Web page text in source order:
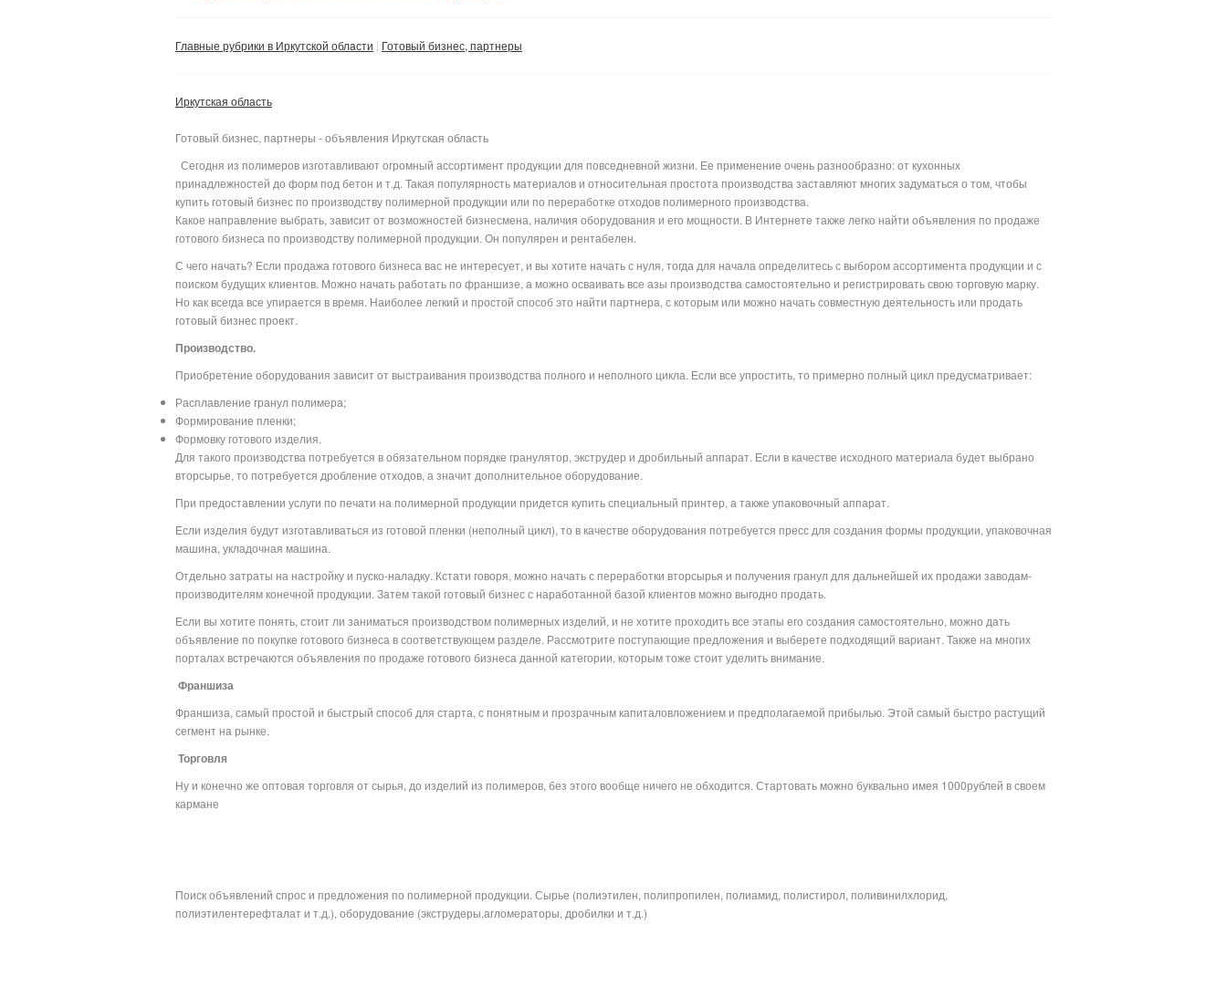
Главные рубрики в Иркутской области Готовый бизнес, партнеры
Иркутская область
Готовый бизнес, партнеры - объявления Иркутская область
Сегодня из полимеров изготавливают огромный ассортимент продукции для повседневной жизни. Ее применение очень разнообразно: от кухонных
принадлежностей до форм под бетон и т.д. Такая популярность материалов и относительная простота производства заставляют многих задуматься о том, чтобы
купить готовый бизнес по производству полимерной продукции или по переработке отходов полимерного производства.
Какое направление выбрать, зависит от возможностей бизнесмена, наличия оборудования и его мощности. В Интернете также легко найти объявления по продаже
готового бизнеса по производству полимерной продукции. Он популярен и рентабелен.
С чего начать? Если продажа готового бизнеса вас не интересует, и вы хотите начать с нуля, тогда для начала определитесь с выбором ассортимента продукции и с
поиском будущих клиентов. Можно начать работать по франшизе, а можно осваивать все азы производства самостоятельно и регистрировать свою торговую марку.
Но как всегда все упирается в время. Наиболее легкий и простой способ это найти партнера, с которым или можно начать совместную деятельность или продать
готовый бизнес проект.
Производство.
Приобретение оборудования зависит от выстраивания производства полного и неполного цикла. Если все упростить, то примерно полный цикл предусматривает:
Расплавление гранул полимера;
Формирование пленки;
Формовку готового изделия.
Для такого производства потребуется в обязательном порядке гранулятор, экструдер и дробильный аппарат. Если в качестве исходного материала будет выбрано
вторсырье, то потребуется дробление отходов, а значит дополнительное оборудование.
При предоставлении услуги по печати на полимерной продукции придется купить специальный принтер, а также упаковочный аппарат.
Если изделия будут изготавливаться из готовой пленки (неполный цикл), то в качестве оборудования потребуется пресс для создания формы продукции, упаковочная
машина, укладочная машина.
Отдельно затраты на настройку и пуско-наладку. Кстати говоря, можно начать с переработки вторсырья и получения гранул для дальнейшей их продажи заводам-
производителям конечной продукции. Затем такой готовый бизнес с наработанной базой клиентов можно выгодно продать.
Если вы хотите понять, стоит ли заниматься производством полимерных изделий, и не хотите проходить все этапы его создания самостоятельно, можно дать
объявление по покупке готового бизнеса в соответствующем разделе. Рассмотрите поступающие предложения и выберете подходящий вариант. Также на многих
порталах встречаются объявления по продаже готового бизнеса данной категории, которым тоже стоит уделить внимание.
Франшиза
Франшиза, самый простой и быстрый способ для старта, с понятным и прозрачным капиталовложением и предполагаемой прибылью. Этой самый быстро растущий
сегмент на рынке.
Торговля
Ну и конечно же оптовая торговля от сырья, до изделий из полимеров, без этого вообще ничего не обходится. Стартовать можно буквально имея 1000рублей в своем
кармане
Поиск объявлений спрос и предложения по полимерной продукции. Сырье (полиэтилен, полипропилен, полиамид, полистирол, поливинилхлорид,
полиэтилентерефталат и т.д.), оборудование (экструдеры,агломераторы, дробилки и т.д.)